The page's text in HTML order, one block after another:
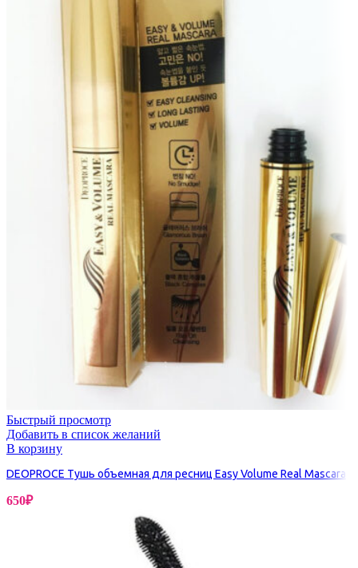
Быстрый просмотр
Добавить в список желаний
В корзину
DEOPROCE Тушь объемная для ресниц Easy Volume Real Mascara
650₽